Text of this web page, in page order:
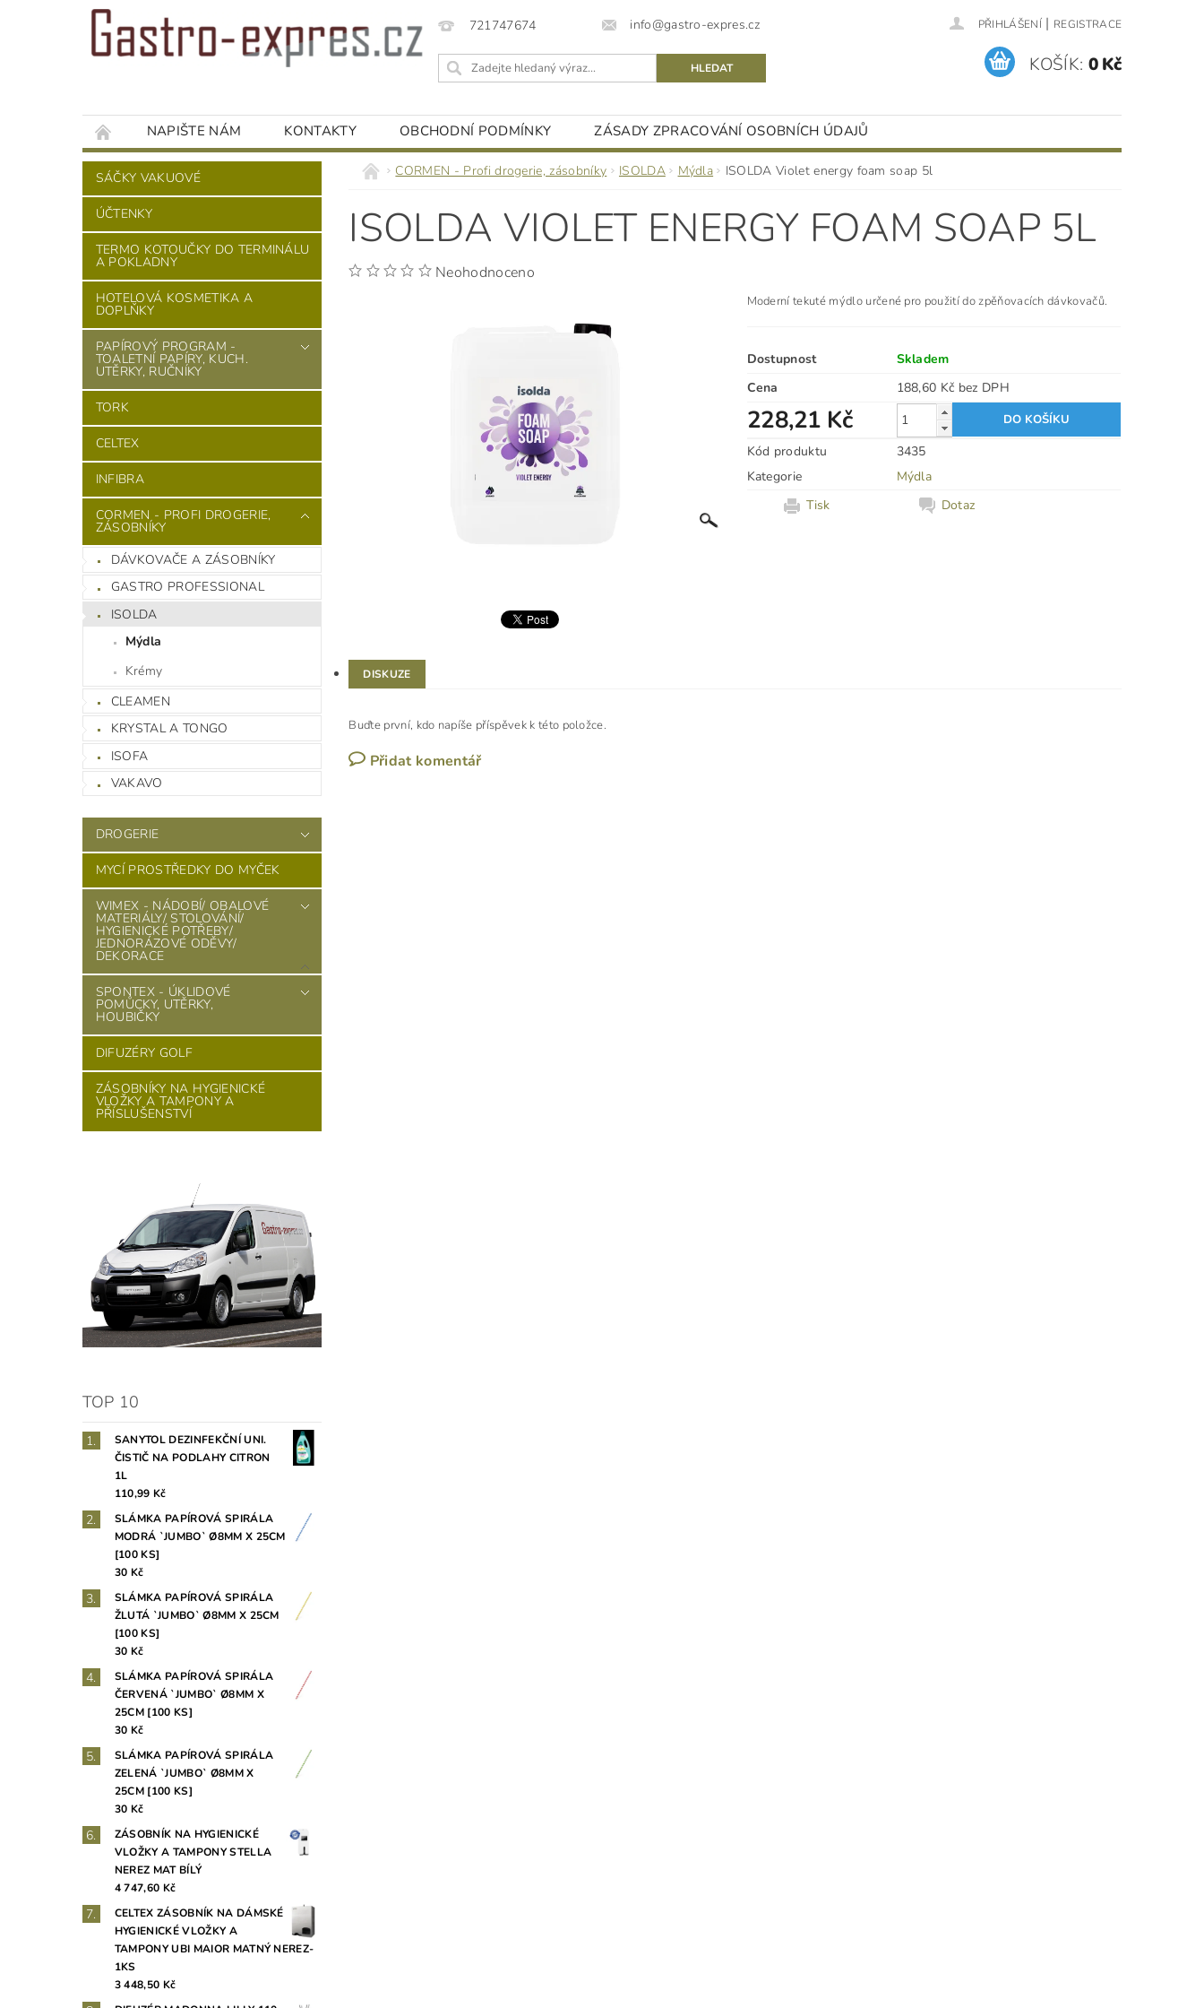
721747674 info@gastro-expres.cz PŘIHLÁŠENÍ | REGISTRACE
KOŠÍK: 0 Kč
NAPIŠTE NÁM KONTAKTY OBCHODNÍ PODMÍNKY ZÁSADY ZPRACOVÁNÍ OSOBNÍCH ÚDAJŮ
SÁČKY VAKUOVÉ
ÚČTENKY
TERMO KOTOUČKY DO TERMINÁLU
A POKLADNY
HOTELOVÁ KOSMETIKA A
DOPLŇKY
PAPÍROVÝ PROGRAM -
TOALETNÍ PAPÍRY, KUCH.
UTĚRKY, RUČNÍKY
TORK
CELTEX
INFIBRA
CORMEN - PROFI DROGERIE,
ZÁSOBNÍKY
DÁVKOVAČE A ZÁSOBNÍKY
GASTRO PROFESSIONAL
ISOLDA
Mýdla
Krémy
CLEAMEN
KRYSTAL A TONGO
ISOFA
VAKAVO
DROGERIE
MYCÍ PROSTŘEDKY DO MYČEK
WIMEX - NÁDOBÍ/ OBALOVÉ
MATERIÁLY/ STOLOVÁNÍ/
HYGIENICKÉ POTŘEBY/
JEDNORÁZOVÉ ODĚVY/
DEKORACE
SPONTEX - ÚKLIDOVÉ
POMŮCKY, UTĚRKY,
HOUBIČKY
DIFUZÉRY GOLF
ZÁSOBNÍKY NA HYGIENICKÉ
VLOŽKY A TAMPONY A
PŘÍSLUŠENSTVÍ
TOP 10
SANYTOL DEZINFEKČNÍ UNI.
ČISTIČ NA PODLAHY CITRON
1L
110,99 Kč
SLÁMKA PAPÍROVÁ SPIRÁLA
MODRÁ `JUMBO` Ø8MM X 25CM
[100 KS]
30 Kč
SLÁMKA PAPÍROVÁ SPIRÁLA
ŽLUTÁ `JUMBO` Ø8MM X 25CM
[100 KS]
30 Kč
SLÁMKA PAPÍROVÁ SPIRÁLA
ČERVENÁ `JUMBO` Ø8MM X
25CM [100 KS]
30 Kč
SLÁMKA PAPÍROVÁ SPIRÁLA
ZELENÁ `JUMBO` Ø8MM X
25CM [100 KS]
30 Kč
ZÁSOBNÍK NA HYGIENICKÉ
VLOŽKY A TAMPONY STELLA
NEREZ MAT BÍLÝ
4 747,60 Kč
CELTEX ZÁSOBNÍK NA DÁMSKÉ
HYGIENICKÉ VLOŽKY A
TAMPONY UBI MAIOR MATNÝ NEREZ-
1KS
3 448,50 Kč
CORMEN - Profi drogerie, zásobníky ISOLDA Mýdla ISOLDA Violet energy foam soap 5l
ISOLDA VIOLET ENERGY FOAM SOAP 5L
Neohodnoceno
Moderní tekuté mýdlo určené pro použití do zpěňovacích dávkovačů.
Dostupnost
Skladem
Cena
188,60 Kč bez DPH
228,21 Kč
Kód produktu
3435
Kategorie
Mýdla
Tisk
Dotaz
DISKUZE
Buďte první, kdo napíše příspěvek k této položce.
Přidat komentář